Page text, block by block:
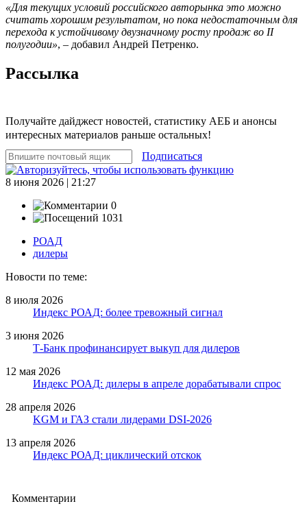
«Для текущих условий российского авторынка это можно
считать хорошим результатом, но пока недостаточным для
перехода к устойчивому двузначному росту продаж во II
полугодии», – добавил Андрей Петренко.
Рассылка
Получайте дайджест новостей, статистику АЕБ и анонсы
интересных материалов раньше остальных!
Подписаться
8 июня 2026 | 21:27
0
1031
РОАД
дилеры
Новости по теме:
8 июля 2026
Индекс РОАД: более тревожный сигнал
3 июня 2026
Т-Банк профинансирует выкуп для дилеров
12 мая 2026
Индекс РОАД: дилеры в апреле дорабатывали спрос
28 апреля 2026
KGM и ГАЗ стали лидерами DSI-2026
13 апреля 2026
Индекс РОАД: циклический отскок
Комментарии